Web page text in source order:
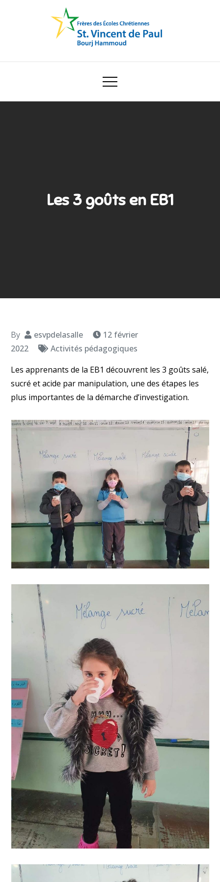
Ecole Saint Vincent de Paul
Les 3 goûts en EB1
By esvpdelasalle
12 février
2022
Activités pédagogiques
Les apprenants de la EB1 découvrent les 3 goûts salé,
sucré et acide par manipulation, une des étapes les
plus importantes de la démarche d’investigation.